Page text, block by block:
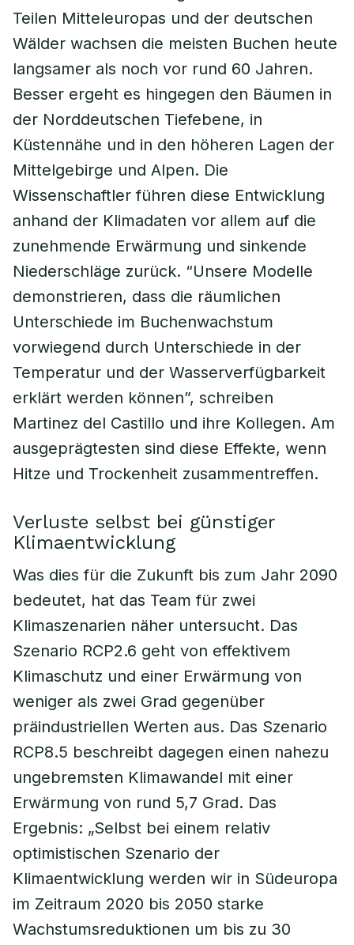
Teilen Mitteleuropas und der deutschen
Wälder wachsen die meisten Buchen heute
langsamer als noch vor rund 60 Jahren.
Besser ergeht es hingegen den Bäumen in
der Norddeutschen Tiefebene, in
Küstennähe und in den höheren Lagen der
Mittelgebirge und Alpen. Die
Wissenschaftler führen diese Entwicklung
anhand der Klimadaten vor allem auf die
zunehmende Erwärmung und sinkende
Niederschläge zurück. “Unsere Modelle
demonstrieren, dass die räumlichen
Unterschiede im Buchenwachstum
vorwiegend durch Unterschiede in der
Temperatur und der Wasserverfügbarkeit
erklärt werden können”, schreiben
Martinez del Castillo und ihre Kollegen. Am
ausgeprägtesten sind diese Effekte, wenn
Hitze und Trockenheit zusammentreffen.
Verluste selbst bei günstiger
Klimaentwicklung
Was dies für die Zukunft bis zum Jahr 2090
bedeutet, hat das Team für zwei
Klimaszenarien näher untersucht. Das
Szenario RCP2.6 geht von effektivem
Klimaschutz und einer Erwärmung von
weniger als zwei Grad gegenüber
präindustriellen Werten aus. Das Szenario
RCP8.5 beschreibt dagegen einen nahezu
ungebremsten Klimawandel mit einer
Erwärmung von rund 5,7 Grad. Das
Ergebnis: „Selbst bei einem relativ
optimistischen Szenario der
Klimaentwicklung werden wir in Südeuropa
im Zeitraum 2020 bis 2050 starke
Wachstumsreduktionen um bis zu 30